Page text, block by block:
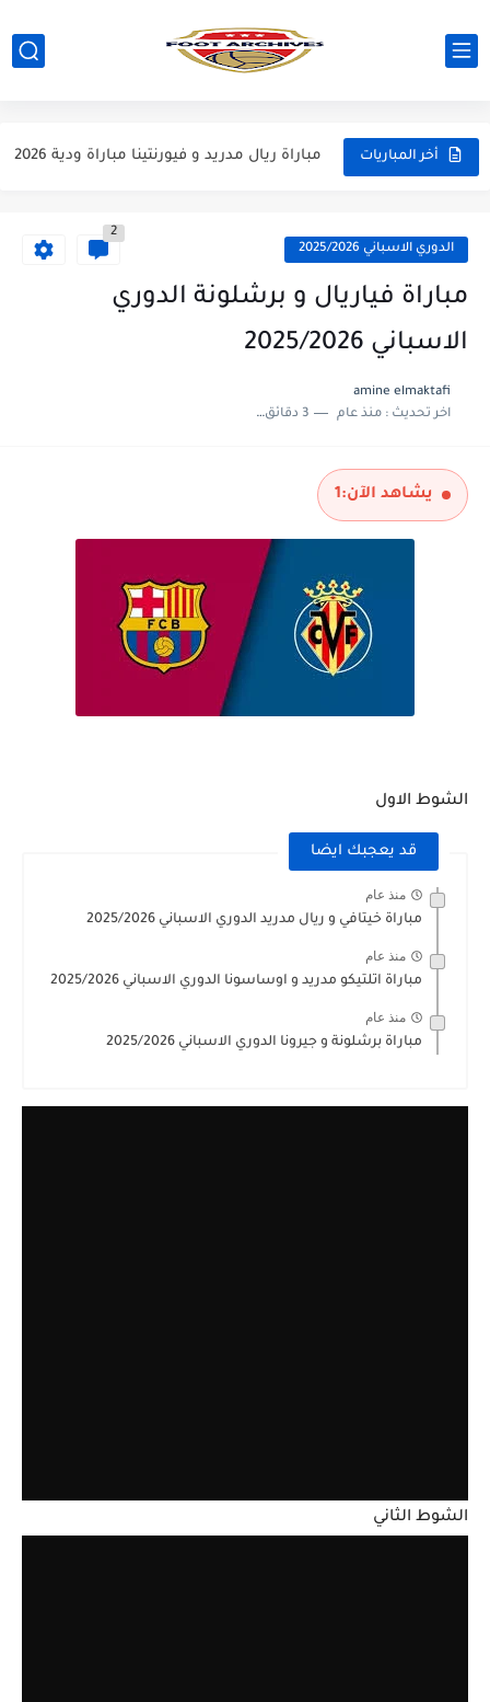
أخر المباريات
مباراة مانشستر يونايتد و اتلتيكو مدريد مباراة ودية 2026
مباراة ريال مدريد و فيورنتينا مباراة ودية 2026
مباراة برشلونة و بيرمنغهام مباراة ودية 2026
مباراة سيلتيك و ميلان مباراة ودية 2026
الدوري الاسباني 2025/2026
2
مباراة فياريال و برشلونة الدوري
الاسباني 2025/2026
amine elmaktafi
اخر تحديث :منذ عام 3 دقائق للقراءة
يشاهد الآن:1
الشوط الاول
قد يعجبك ايضا
منذ عام
مباراة خيتافي و ريال مدريد الدوري الاسباني 2025/2026
منذ عام
مباراة اتلتيكو مدريد و اوساسونا الدوري الاسباني 2025/2026
منذ عام
مباراة برشلونة و جيرونا الدوري الاسباني 2025/2026
الشوط الثاني